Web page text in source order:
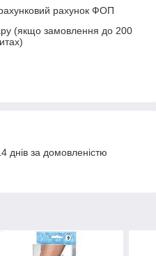
рахунок ФОП
(якщо замовлення до 200
днів за домовленістю